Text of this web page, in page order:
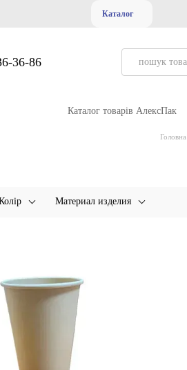
контенту Каталог
36-86
Каталог товарів АлексПак
Головна
Материал изделия